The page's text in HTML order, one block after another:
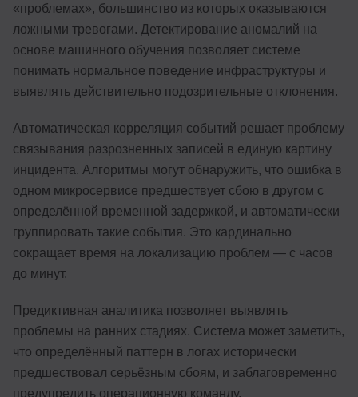
«проблемах», большинство из которых оказываются
ложными тревогами. Детектирование аномалий на
основе машинного обучения позволяет системе
понимать нормальное поведение инфраструктуры и
выявлять действительно подозрительные отклонения.
Автоматическая корреляция событий решает проблему
связывания разрозненных записей в единую картину
инцидента. Алгоритмы могут обнаружить, что ошибка в
одном микросервисе предшествует сбою в другом с
определённой временной задержкой, и автоматически
группировать такие события. Это кардинально
сокращает время на локализацию проблем — с часов
до минут.
Предиктивная аналитика позволяет выявлять
проблемы на ранних стадиях. Система может заметить,
что определённый паттерн в логах исторически
предшествовал серьёзным сбоям, и заблаговременно
предупредить операционную команду.